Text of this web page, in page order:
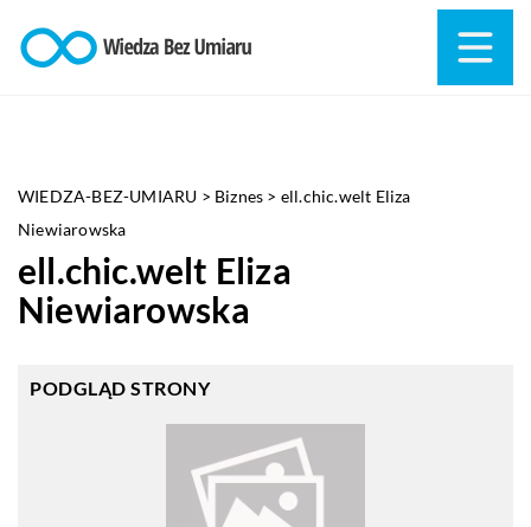
WIEDZA-BEZ-UMIARU > Biznes > ell.chic.welt Eliza
Niewiarowska
ell.chic.welt Eliza
Niewiarowska
PODGLĄD STRONY